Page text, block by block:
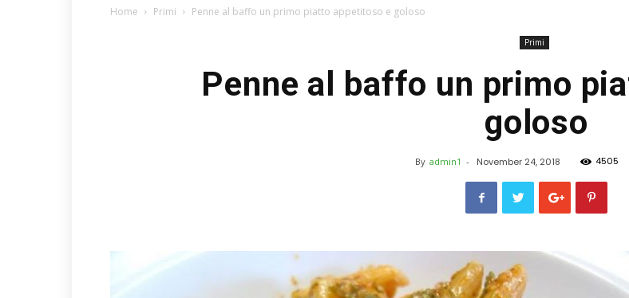
Zero
Home Primi Penne al baffo un primo piatto appetitoso e goloso
Primi
Penne al baffo un primo
goloso
By admin1 - November 24, 2018 4505